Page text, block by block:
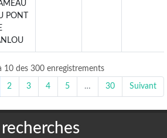
PONT
10 des 300 enregistrements
2 3 4 5 … 30 Suivant